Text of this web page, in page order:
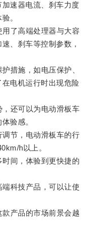
速器电流、刹车力度
。
了高端处理器与大容
、刹车等控制参数，
措施，如电压保护、
电机运行时出现危险
还可以为电动滑板车
验感。
节，电动滑板车的行
h以上。
间，体验到更快捷的
科技产品，可以让使
产品的市场前景会越